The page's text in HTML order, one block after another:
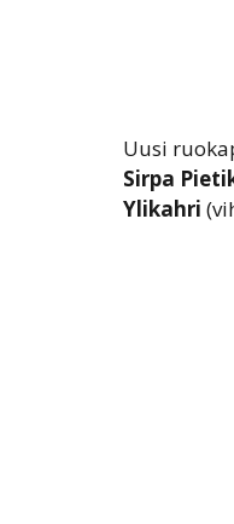
Uusi
Sirpa
Ylikahri